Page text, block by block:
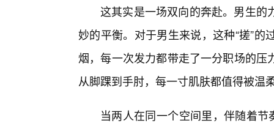
这其实是一场双向的奔赴。男生的
妙的平衡。对于男生来说，这种“搓”
烟，每一次发力都带走了一分职场的
从脚踝到手肘，每一寸肌肤都值得被温
当两人在同一个空间里，伴随着